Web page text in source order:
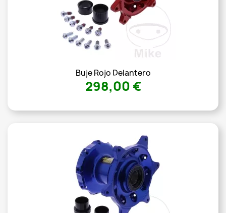
Buje Rojo Delantero
298,00 €